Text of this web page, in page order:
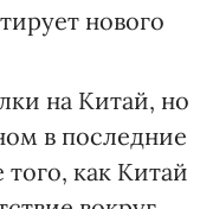
нового
на Китай, но
в последние
как Китай